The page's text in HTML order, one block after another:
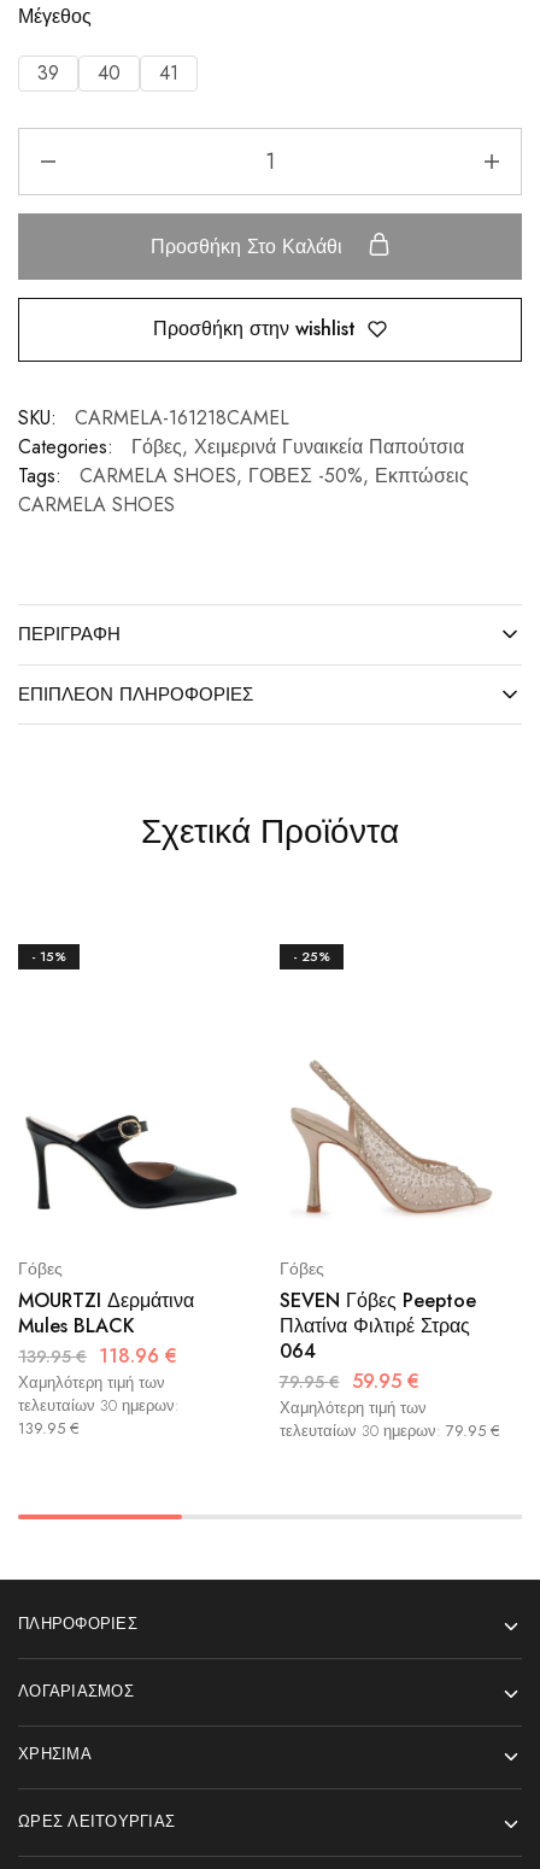
Μέγεθος
39 40 41
Προσθήκη Στο Καλάθι
Προσθήκη στην wishlist
SKU:
CARMELA-161218CAMEL
Categories:
Γόβες, Χειμερινά Γυναικεία Παπούτσια
Tags:
CARMELA SHOES, ΓΟΒΕΣ -50%, Εκπτώσεις
CARMELA SHOES
ΠΕΡΙΓΡΑΦΉ
ΕΠΙΠΛΈΟΝ ΠΛΗΡΟΦΟΡΊΕΣ
Σχετικά Προϊόντα
- 15%
Γόβες
MOURTZI Δερμάτινα
Mules BLACK
139.95€ 118.96 €
Χαμηλότερη τιμή των
τελευταίων 30 ημερων:
139.95 €
- 25%
Γόβες
SEVEN Γόβες Peeptoe
Πλατίνα Φιλτιρέ Στρας
064
79.95€ 59.95 €
Χαμηλότερη τιμή των
τελευταίων 30 ημερων: 79.95 €
ΠΛΗΡΟΦΟΡΊΕΣ
ΛΟΓΑΡΙΑΣΜΌΣ
ΧΡΉΣΙΜΑ
ΏΡΕΣ ΛΕΙΤΟΥΡΓΊΑΣ